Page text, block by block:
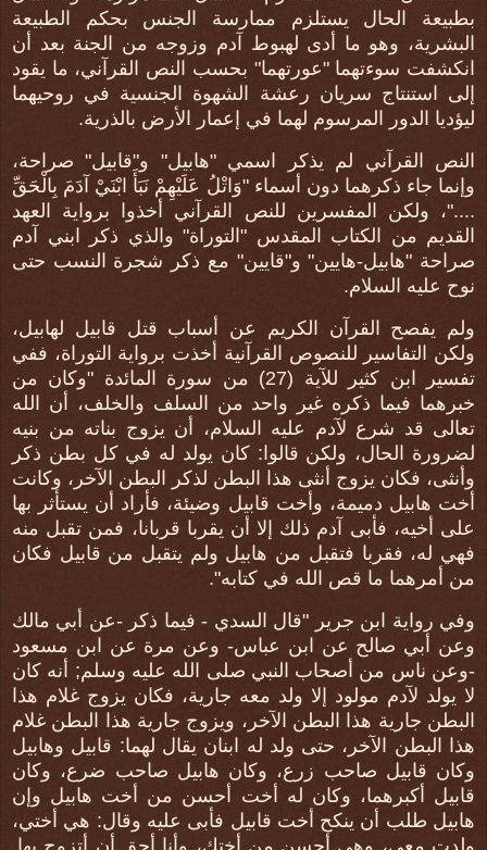
بطبيعة الحال يستلزم ممارسة الجنس بحكم الطبيعة
البشرية، وهو ما أدى لهبوط آدم وزوجه من الجنة بعد أن
انكشفت سوءتهما "عورتهما" بحسب النص القرآني، ما يقود
إلى استنتاج سريان رعشة الشهوة الجنسية في روحيهما
ليؤديا الدور المرسوم لهما في إعمار الأرض بالذرية.
النص القرآني لم يذكر اسمي "هابيل" و"قابيل" صراحة،
وإنما جاء ذكرهما دون أسماء "وَاتْلُ عَلَيْهِمْ نَبَأَ ابْنَيْ آدَمَ بِالْحَقِّ
...."، ولكن المفسرين للنص القرآني أخذوا برواية العهد
القديم من الكتاب المقدس "التوراة" والذي ذكر ابني آدم
صراحة "هابيل-هايين" و"قايين" مع ذكر شجرة النسب حتى
نوح عليه السلام.
ولم يفصح القرآن الكريم عن أسباب قتل قابيل لهابيل،
ولكن التفاسير للنصوص القرآنية أخذت برواية التوراة، ففي
تفسير ابن كثير للآية (27) من سورة المائدة "وكان من
خبرهما فيما ذكره غير واحد من السلف والخلف، أن الله
تعالى قد شرع لآدم عليه السلام، أن يزوج بناته من بنيه
لضرورة الحال، ولكن قالوا: كان يولد له في كل بطن ذكر
وأنثى، فكان يزوج أنثى هذا البطن لذكر البطن الآخر، وكانت
أخت هابيل دميمة، وأخت قابيل وضيئة، فأراد أن يستأثر بها
على أخيه، فأبى آدم ذلك إلا أن يقربا قربانا، فمن تقبل منه
فهي له، فقربا فتقبل من هابيل ولم يتقبل من قابيل فكان
من أمرهما ما قص الله في كتابه".
وفي رواية ابن جرير "قال السدي - فيما ذكر -عن أبي مالك
وعن أبي صالح عن ابن عباس- وعن مرة عن ابن مسعود
-وعن ناس من أصحاب النبي صلى الله عليه وسلم; أنه كان
لا يولد لآدم مولود إلا ولد معه جارية، فكان يزوج غلام هذا
البطن جارية هذا البطن الآخر، ويزوج جارية هذا البطن غلام
هذا البطن الآخر، حتى ولد له ابنان يقال لهما: قابيل وهابيل
وكان قابيل صاحب زرع، وكان هابيل صاحب ضرع، وكان
قابيل أكبرهما، وكان له أخت أحسن من أخت هابيل وإن
هابيل طلب أن ينكح أخت قابيل فأبى عليه وقال: هي أختي،
ولدت معي، وهي أحسن من أختك، وأنا أحق أن أتزوج بها.